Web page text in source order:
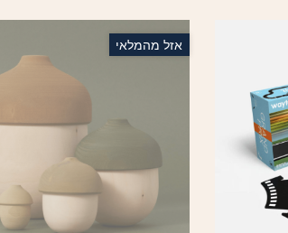
אזל מהמלאי